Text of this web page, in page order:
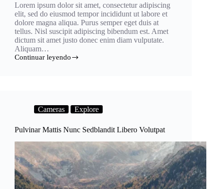
Lorem ipsum dolor sit amet, consectetur adipiscing
elit, sed do eiusmod tempor incididunt ut labore et
dolore magna aliqua. Purus semper eget duis at
tellus. Nisl suscipit adipiscing bibendum est. Amet
dictum sit amet justo donec enim diam vulputate.
Aliquam…
Continuar leyendo
Tincidunt
Cameras Explore
Pulvinar Mattis Nunc Sedblandit Libero Volutpat